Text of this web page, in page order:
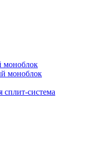
моноблок
моноблок
сплит-система